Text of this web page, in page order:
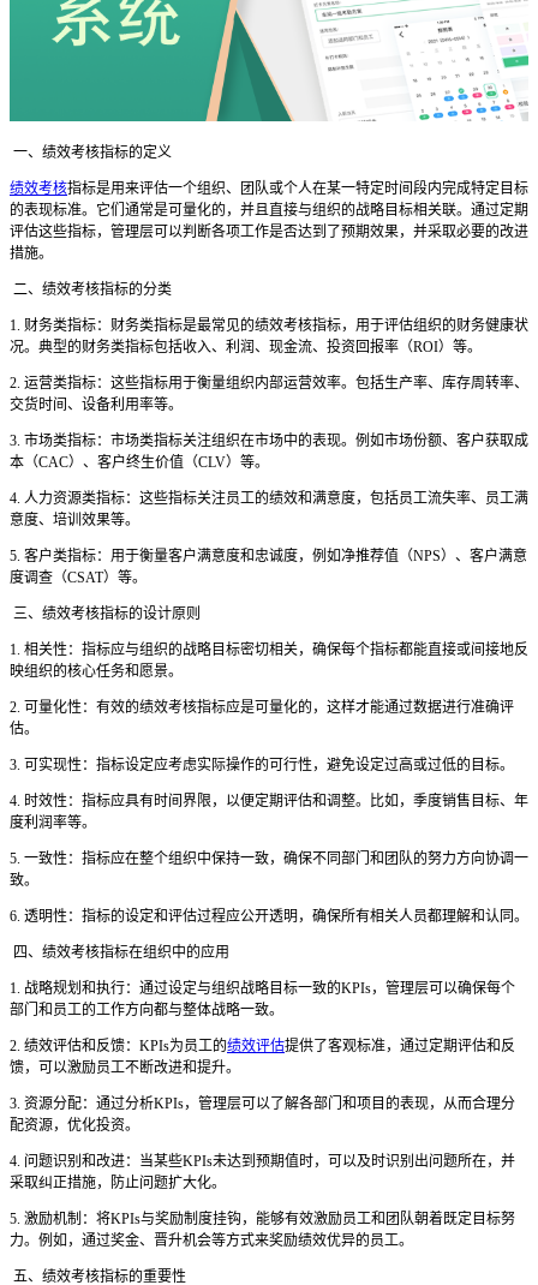
一、绩效考核指标的定义
绩效考核指标是用来评估一个组织、团队或个人在某一特定时间段内完成特定目标
的表现标准。它们通常是可量化的，并且直接与组织的战略目标相关联。通过定期
评估这些指标，管理层可以判断各项工作是否达到了预期效果，并采取必要的改进
措施。
二、绩效考核指标的分类
1. 财务类指标：财务类指标是最常见的绩效考核指标，用于评估组织的财务健康状
况。典型的财务类指标包括收入、利润、现金流、投资回报率（ROI）等。
2. 运营类指标：这些指标用于衡量组织内部运营效率。包括生产率、库存周转率、
交货时间、设备利用率等。
3. 市场类指标：市场类指标关注组织在市场中的表现。例如市场份额、客户获取成
本（CAC）、客户终生价值（CLV）等。
4. 人力资源类指标：这些指标关注员工的绩效和满意度，包括员工流失率、员工满
意度、培训效果等。
5. 客户类指标：用于衡量客户满意度和忠诚度，例如净推荐值（NPS）、客户满意
度调查（CSAT）等。
三、绩效考核指标的设计原则
1. 相关性：指标应与组织的战略目标密切相关，确保每个指标都能直接或间接地反
映组织的核心任务和愿景。
2. 可量化性：有效的绩效考核指标应是可量化的，这样才能通过数据进行准确评
估。
3. 可实现性：指标设定应考虑实际操作的可行性，避免设定过高或过低的目标。
4. 时效性：指标应具有时间界限，以便定期评估和调整。比如，季度销售目标、年
度利润率等。
5. 一致性：指标应在整个组织中保持一致，确保不同部门和团队的努力方向协调一
致。
6. 透明性：指标的设定和评估过程应公开透明，确保所有相关人员都理解和认同。
四、绩效考核指标在组织中的应用
1. 战略规划和执行：通过设定与组织战略目标一致的KPIs，管理层可以确保每个
部门和员工的工作方向都与整体战略一致。
2. 绩效评估和反馈：KPIs为员工的绩效评估提供了客观标准，通过定期评估和反
馈，可以激励员工不断改进和提升。
3. 资源分配：通过分析KPIs，管理层可以了解各部门和项目的表现，从而合理分
配资源，优化投资。
4. 问题识别和改进：当某些KPIs未达到预期值时，可以及时识别出问题所在，并
采取纠正措施，防止问题扩大化。
5. 激励机制：将KPIs与奖励制度挂钩，能够有效激励员工和团队朝着既定目标努
力。例如，通过奖金、晋升机会等方式来奖励绩效优异的员工。
五、绩效考核指标的重要性